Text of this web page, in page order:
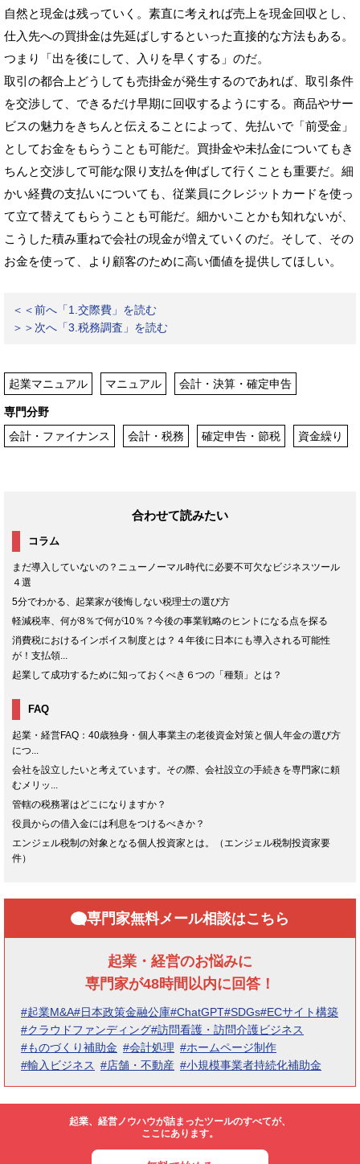
自然と現金は残っていく。素直に考えれば売上を現金回収とし、
仕入先への買掛金は先延ばしするといった直接的な方法もある。
つまり「出を後にして、入りを早くする」のだ。
取引の都合上どうしても売掛金が発生するのであれば、取引条件
を交渉して、できるだけ早期に回収するようにする。商品やサー
ビスの魅力をきちんと伝えることによって、先払いで「前受金」
としてお金をもらうことも可能だ。買掛金や未払金についてもき
ちんと交渉して可能な限り支払を伸ばして行くことも重要だ。細
かい経費の支払いについても、従業員にクレジットカードを使っ
て立て替えてもらうことも可能だ。細かいことかも知れないが、
こうした積み重ねで会社の現金が増えていくのだ。そして、その
お金を使って、より顧客のために高い価値を提供してほしい。
＜＜前へ「1.交際費」を読む
＞＞次へ「3.税務調査」を読む
起業マニュアル マニュアル 会計・決算・確定申告
専門分野
会計・ファイナンス
会計・税務 確定申告・節税 資金繰り
合わせて読みたい
コラム
まだ導入していないの？ニューノーマル時代に必要不可欠なビジネスツール
４選
5分でわかる、起業家が後悔しない税理士の選び方
軽減税率、何が8％で何が10％？今後の事業戦略のヒントになる点を探る
消費税におけるインボイス制度とは？４年後に日本にも導入される可能性
が！支払領...
起業して成功するために知っておくべき６つの「種類」とは？
FAQ
起業・経営FAQ：40歳独身・個人事業主の老後資金対策と個人年金の選び方
につ...
会社を設立したいと考えています。その際、会社設立の手続きを専門家に頼
むメリッ...
管轄の税務署はどこになりますか？
役員からの借入金には利息をつけるべきか？
エンジェル税制の対象となる個人投資家とは。（エンジェル税制投資家要
件）
専門家無料メール相談はこちら
起業・経営のお悩みに
専門家が48時間以内に回答！
#起業M&A#日本政策金融公庫#ChatGPT#SDGs#ECサイト構築
#クラウドファンディング#訪問看護・訪問介護ビジネス
#ものづくり補助金 #会計処理 #ホームページ制作
#輸入ビジネス #店舗・不動産 #小規模事業者持続化補助金
起業、経営ノウハウが詰まったツールのすべてが、
ここにあります。